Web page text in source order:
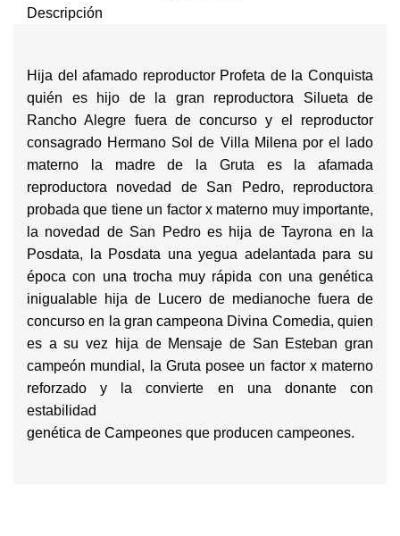
Descripción
Hija del afamado reproductor Profeta de la Conquista
quién es hijo de la gran reproductora Silueta de
Rancho Alegre fuera de concurso y el reproductor
consagrado Hermano Sol de Villa Milena por el lado
materno la madre de la Gruta es la afamada
reproductora novedad de San Pedro, reproductora
probada que tiene un factor x materno muy importante,
la novedad de San Pedro es hija de Tayrona en la
Posdata, la Posdata una yegua adelantada para su
época con una trocha muy rápida con una genética
inigualable hija de Lucero de medianoche fuera de
concurso en la gran campeona Divina Comedia, quien
es a su vez hija de Mensaje de San Esteban gran
campeón mundial, la Gruta posee un factor x materno
reforzado y la convierte en una donante con
estabilidad
genética de Campeones que producen campeones.